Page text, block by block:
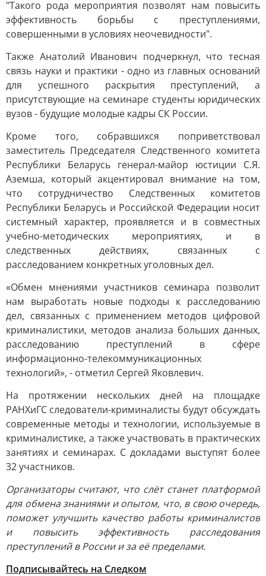
"Такого рода мероприятия позволят нам повысить
эффективность борьбы с преступлениями,
совершенными в условиях неочевидности".
Также Анатолий Иванович подчеркнул, что тесная
связь науки и практики - одно из главных оснований
для успешного раскрытия преступлений, а
присутствующие на семинаре студенты юридических
вузов - будущие молодые кадры СК России.
Кроме того, собравшихся поприветствовал
заместитель Председателя Следственного комитета
Республики Беларусь генерал-майор юстиции С.Я.
Аземша, который акцентировал внимание на том,
что сотрудничество Следственных комитетов
Республики Беларусь и Российской Федерации носит
системный характер, проявляется и в совместных
учебно-методических мероприятиях, и в
следственных действиях, связанных с
расследованием конкретных уголовных дел.
«Обмен мнениями участников семинара позволит
нам выработать новые подходы к расследованию
дел, связанных с применением методов цифровой
криминалистики, методов анализа больших данных,
расследованию преступлений в сфере
информационно-телекоммуникационных
технологий», - отметил Сергей Яковлевич.
На протяжении нескольких дней на площадке
РАНХиГС следователи-криминалисты будут обсуждать
современные методы и технологии, используемые в
криминалистике, а также участвовать в практических
занятиях и семинарах. С докладами выступят более
32 участников.
Организаторы считают, что слёт станет платформой
для обмена знаниями и опытом, что, в свою очередь,
поможет улучшить качество работы криминалистов
и повысить эффективность расследования
преступлений в России и за её пределами.
Подписывайтесь на Следком